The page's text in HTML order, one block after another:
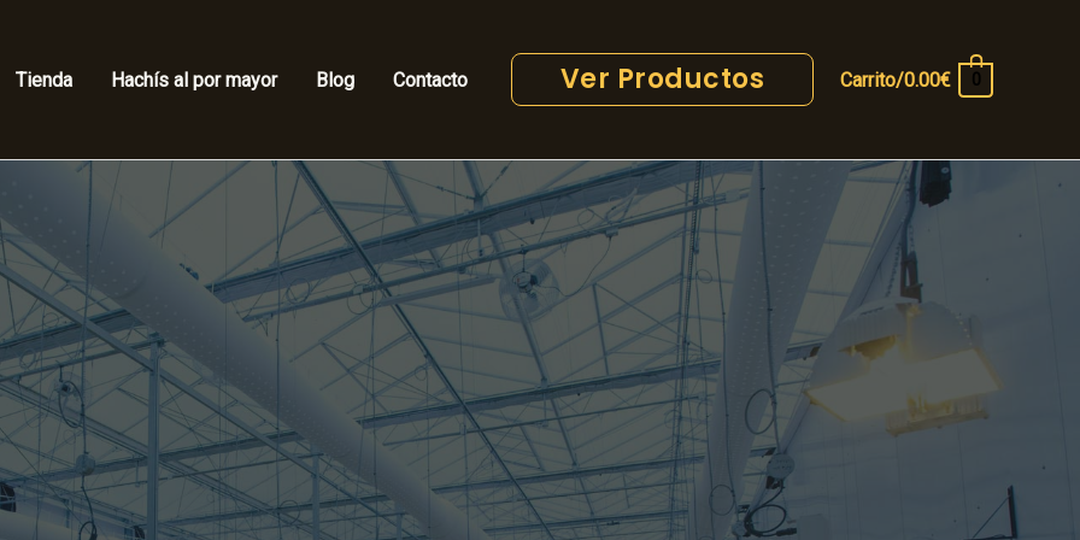
Tienda Hachís al por mayor Blog Contacto Ver Productos Carrito/0.00€ 0